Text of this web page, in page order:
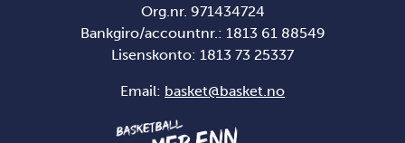
Org.nr. 971434724
Bankgiro/accountnr.: 1813 61 88549
Lisenskonto: 1813 73 25337
Email: basket@basket.no